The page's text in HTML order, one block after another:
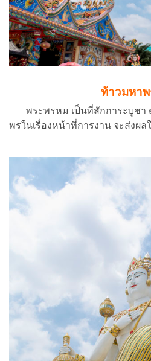
ท้าวมหา
พระพรหม เป็นที่สักการะบูชา
พรในเรื่องหน้าที่การงาน จะส่งผล